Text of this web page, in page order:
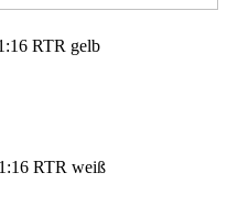
RTR gelb
RTR weiß